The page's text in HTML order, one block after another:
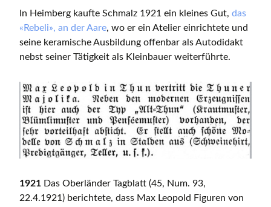
In Heimberg kaufte Schmalz 1921 ein kleines Gut, das
«Rebeli», an der Aare, wo er ein Atelier einrichtete und
seine keramische Ausbildung offenbar als Autodidakt
nebst seiner Tätigkeit als Kleinbauer weiterführte.
1921 Das Oberländer Tagblatt (45, Num. 93,
22.4.1921) berichtete, dass Max Leopold Figuren von